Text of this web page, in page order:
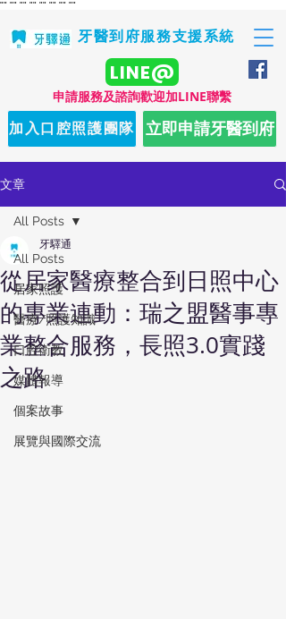
"" "" "" "" "" "" "" ""
牙醫到府服務支援系統
​申請服務及諮詢歡迎加LINE聯繫
LINE@
立即申請牙醫到府
加入口腔照護團隊
文章
All Posts
居家照護
醫療/照護知識
口腔衛教
媒體報導
個案故事
展覽與國際交流
All Posts
從居家醫療整合到日照中心
的專業連動：瑞之盟醫事專
業整合服務，長照3.0實踐
之路
牙驛通